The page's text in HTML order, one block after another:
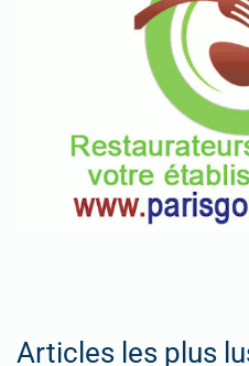
Articles les plus